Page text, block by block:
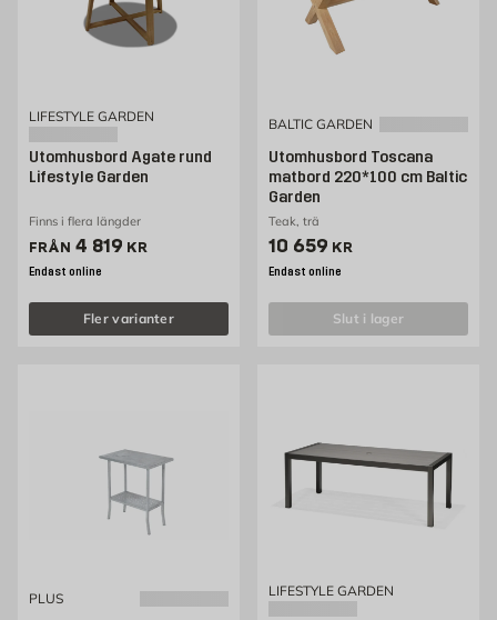
LIFESTYLE GARDEN
Utomhusbord Agate rund
Lifestyle Garden
Finns i flera längder
FRÅN Pris 4819 kr
4 819 KR
Endast online
Fler varianter
BALTIC GARDEN
Utomhusbord Toscana
matbord 220*100 cm Baltic
Garden
Teak, trä
Pris 10659 kr
10 659 KR
Endast online
slut i lager
PLUS LIFESTYLE GARDEN